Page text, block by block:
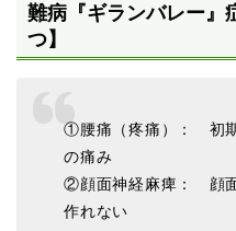
難病『ギランバレー』
つ】
①腰痛（疼痛）： 初
の痛み
②顔面神経麻痺： 顔
作れない